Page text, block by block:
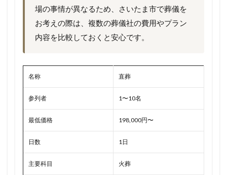
場の事情が異なるため、さいたま市で葬儀を
お考えの際は、複数の葬儀社の費用やプラン
内容を比較しておくと安心です。
名称 直葬
参列者 1〜10名
最低価格 198,000円〜
日数 1日
主要科目 火葬